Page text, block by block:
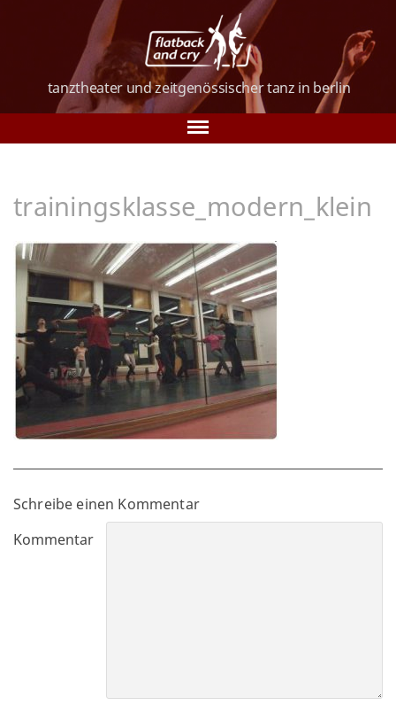
tanztheater undzeitgenössischer tanz in berlin
Über uns
Tanzkurse
Vorstellungen
Galerie
Verein
Partner/Freunde
Kontakt
trainingsklasse_modern_klein
Schreibe einen Kommentar
Kommentar